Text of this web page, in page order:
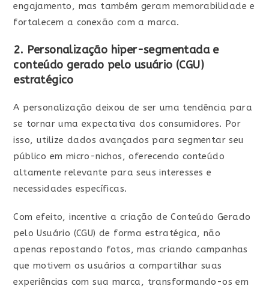
engajamento, mas também geram memorabilidade e
fortalecem a conexão com a marca.
2. Personalização hiper-segmentada e
conteúdo gerado pelo usuário (CGU)
estratégico
A personalização deixou de ser uma tendência para
se tornar uma expectativa dos consumidores. Por
isso, utilize dados avançados para segmentar seu
público em micro-nichos, oferecendo conteúdo
altamente relevante para seus interesses e
necessidades específicas.
Com efeito, incentive a criação de Conteúdo Gerado
pelo Usuário (CGU) de forma estratégica, não
apenas repostando fotos, mas criando campanhas
que motivem os usuários a compartilhar suas
experiências com sua marca, transformando-os em